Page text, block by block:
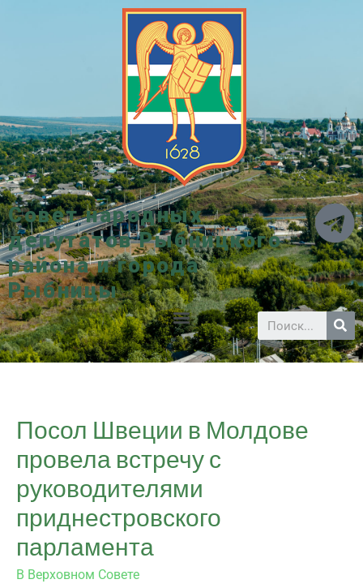
Совет народных
депутатов Рыбницкого
района и города
Рыбницы
Посол Швеции в Молдове
провела встречу с
руководителями
приднестровского
парламента
В Верховном Совете